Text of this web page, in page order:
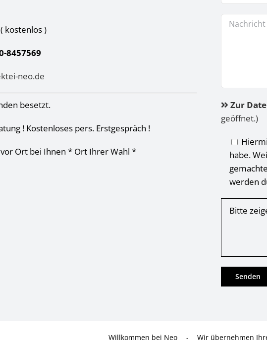
( kostenlos)
8457569
neo.de
besetzt.
! Kostenloses pers. Erstgespräch !
Ort bei Ihnen * Ort Ihrer Wahl *
Zur
geöffnet.)
habe.
werden
Bitte
Willkommen bei Neo - Wir übernehmen